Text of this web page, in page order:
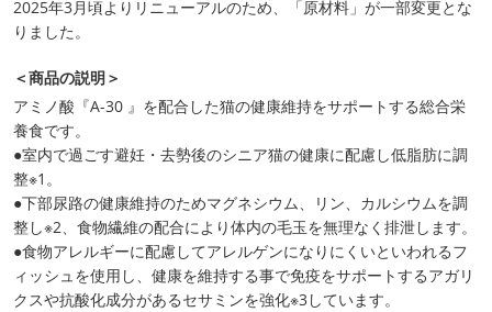
2025年3月頃よりリニューアルのため、「原材料」が一部変更とな
りました。
＜商品の説明＞
アミノ酸『A-30 』を配合した猫の健康維持をサポートする総合栄
養食です。
●室内で過ごす避妊・去勢後のシニア猫の健康に配慮し低脂肪に調
整※1。
●下部尿路の健康維持のためマグネシウム、リン、カルシウムを調
整し※2、食物繊維の配合により体内の毛玉を無理なく排泄します。
●食物アレルギーに配慮してアレルゲンになりにくいといわれるフ
ィッシュを使用し、健康を維持する事で免疫をサポートするアガリ
クスや抗酸化成分があるセサミンを強化※3しています。